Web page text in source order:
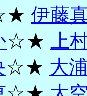
伊藤
☆★
上
☆★ 大